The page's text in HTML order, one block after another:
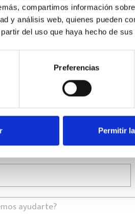
compartimos información
y análisis web, quienes pueden
del uso que haya hecho de
Preferencias
Permitir
SOLICITA